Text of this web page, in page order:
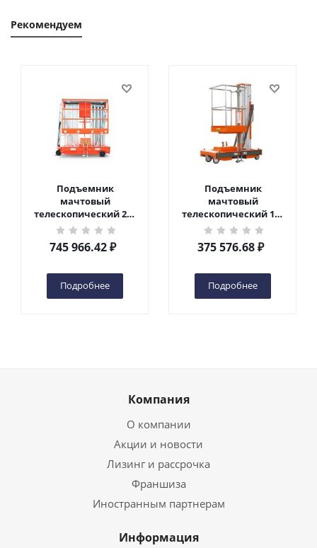
Рекомендуем
Подъемник
мачтовый
телескопический 200
кг 10 м TOR GTWY10-
200S DC 2-мачтовый
(автономный) (N) в
745 966.42₽
Подробнее
Подъемник
мачтовый
телескопический 125
кг 6 м TOR GTWY6-100
DC 1-мачтовый
(автономный) (G) в
375 576.68₽
Подробнее
Компания
О компании
Акции и новости
Лизинг и рассрочка
Франшиза
Иностранным партнерам
Информация